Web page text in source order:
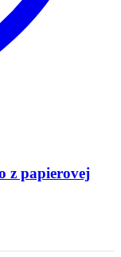
z papierovej